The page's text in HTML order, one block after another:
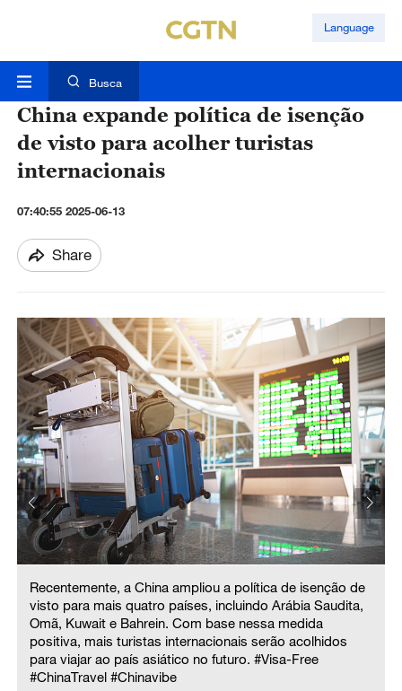
Language
Busca
China expande política de isenção
de visto para acolher turistas
internacionais
07:40:55 2025-06-13
Share
Recentemente, a China ampliou a política de isenção de
visto para mais quatro países, incluindo Arábia Saudita,
Omã, Kuwait e Bahrein. Com base nessa medida
positiva, mais turistas internacionais serão acolhidos
para viajar ao país asiático no futuro. #Visa-Free
#ChinaTravel #Chinavibe